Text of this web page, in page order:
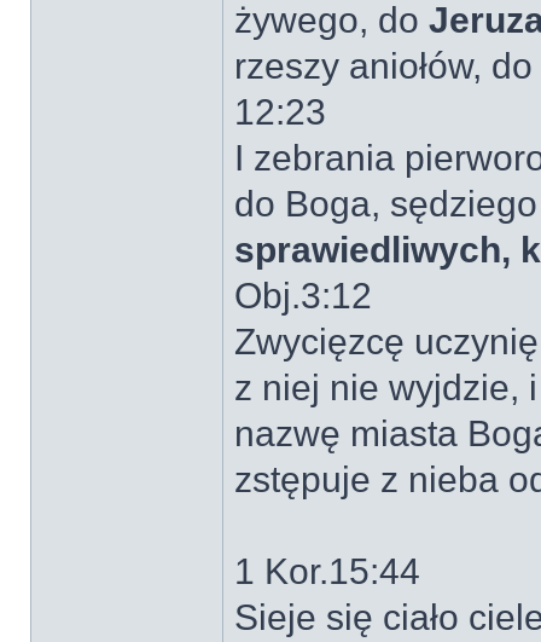
żywego, do
rzeszy aniołów,
12:23
I zebrania
do Boga,
sprawiedliwych,
Obj.3:12
Zwycięzcę
z niej nie wyjdzie,
nazwę miasta
zstępuje z nieba
1 Kor.15:44
Sieje się ciało